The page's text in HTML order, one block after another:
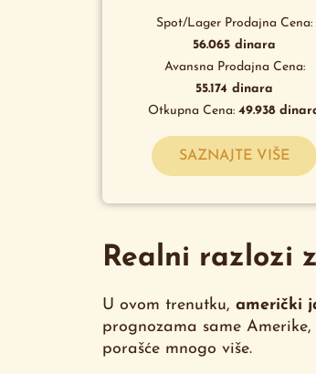
Spot/Lager Prodajna Cena:
56.065dinara
Avansna Prodajna Cena:
55.174dinara
Otkupna Cena: 49.938
SAZNAJTE VIŠE
Realni razlozi
U ovom trenutku, američki
prognozama same
porašće mnogo više.